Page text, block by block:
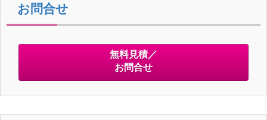
お問合せ
無料見積／
お問合せ